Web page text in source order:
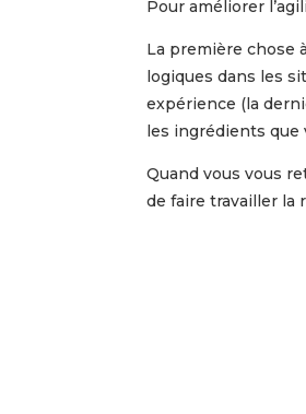
Pour améliorer
La première chose
logiques dans les
expérience (la
les ingrédients que
Quand vous vous
de faire travailler la